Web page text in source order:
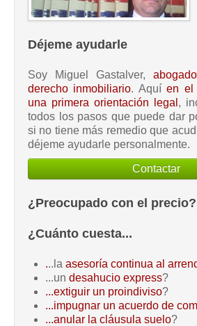
Déjeme ayudarle
Soy Miguel Gastalver,
derecho inmobiliario. Aquíen el
una primera orientación legal ,
todos los pasos que puede dar
si no tiene más remedio que
déjeme ayudarle personalmente.
Contactar
¿Preocupado con el precio?
¿Cuánto cuesta...
...la asesoría continua al
...un desahucio express?
...extiguir un proindiviso?
...impugnar un acuerdo de
...anular la cláusula suelo?